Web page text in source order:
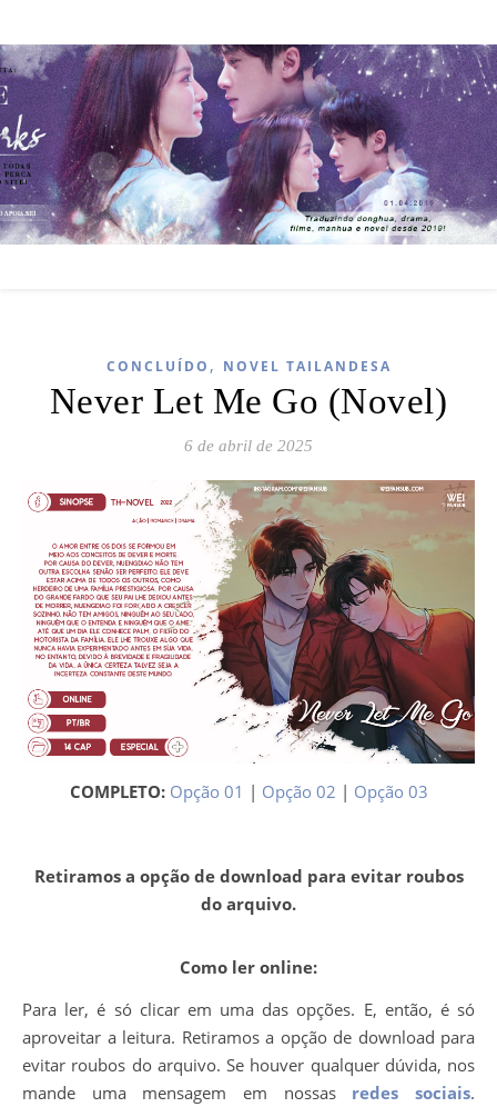
CONCLUÍDO , NOVEL TAILANDESA
Never Let Me Go (Novel)
6 de abril de 2025
COMPLETO: Opção 01 | Opção 02 | Opção 03
Retiramos a opção de download para evitar roubos
do arquivo.
Como ler online:
Para ler, é só clicar em uma das opções. E, então, é só
aproveitar a leitura. Retiramos a opção de download para
evitar roubos do arquivo. Se houver qualquer dúvida, nos
mande uma mensagem em nossas redes sociais.